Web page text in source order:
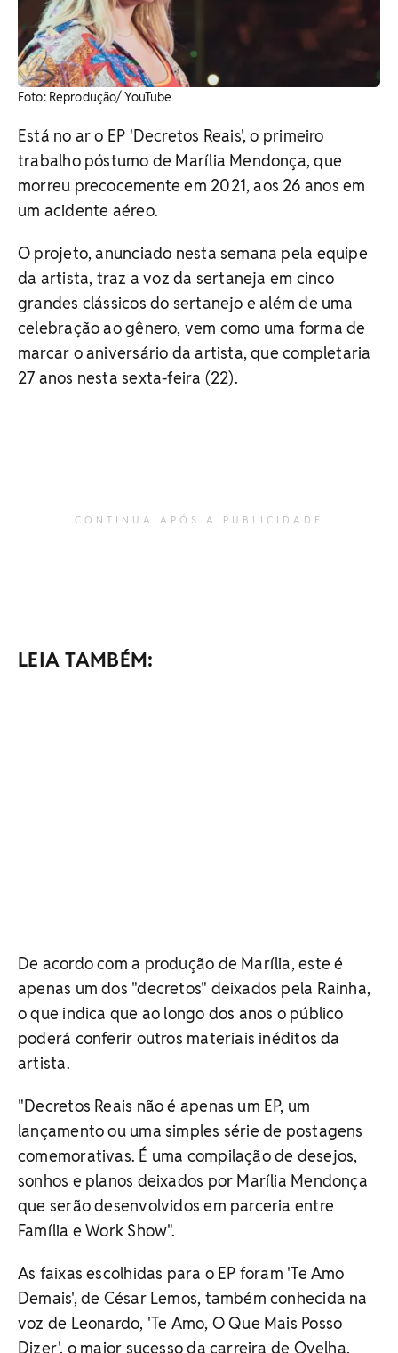
Foto: Reprodução/ YouTube
Está no ar o EP 'Decretos Reais', o primeiro
trabalho póstumo de Marília Mendonça, que
morreu precocemente em 2021, aos 26 anos em
um acidente aéreo.
O projeto, anunciado nesta semana pela equipe
da artista, traz a voz da sertaneja em cinco
grandes clássicos do sertanejo e além de uma
celebração ao gênero, vem como uma forma de
marcar o aniversário da artista, que completaria
27 anos nesta sexta-feira (22).
CONTINUA APÓS A PUBLICIDADE
LEIA TAMBÉM:
De acordo com a produção de Marília, este é
apenas um dos "decretos" deixados pela Rainha,
o que indica que ao longo dos anos o público
poderá conferir outros materiais inéditos da
artista.
"Decretos Reais não é apenas um EP, um
lançamento ou uma simples série de postagens
comemorativas. É uma compilação de desejos,
sonhos e planos deixados por Marília Mendonça
que serão desenvolvidos em parceria entre
Família e Work Show".
As faixas escolhidas para o EP foram 'Te Amo
Demais', de César Lemos, também conhecida na
voz de Leonardo, 'Te Amo, O Que Mais Posso
Dizer', o maior sucesso da carreira de Ovelha,